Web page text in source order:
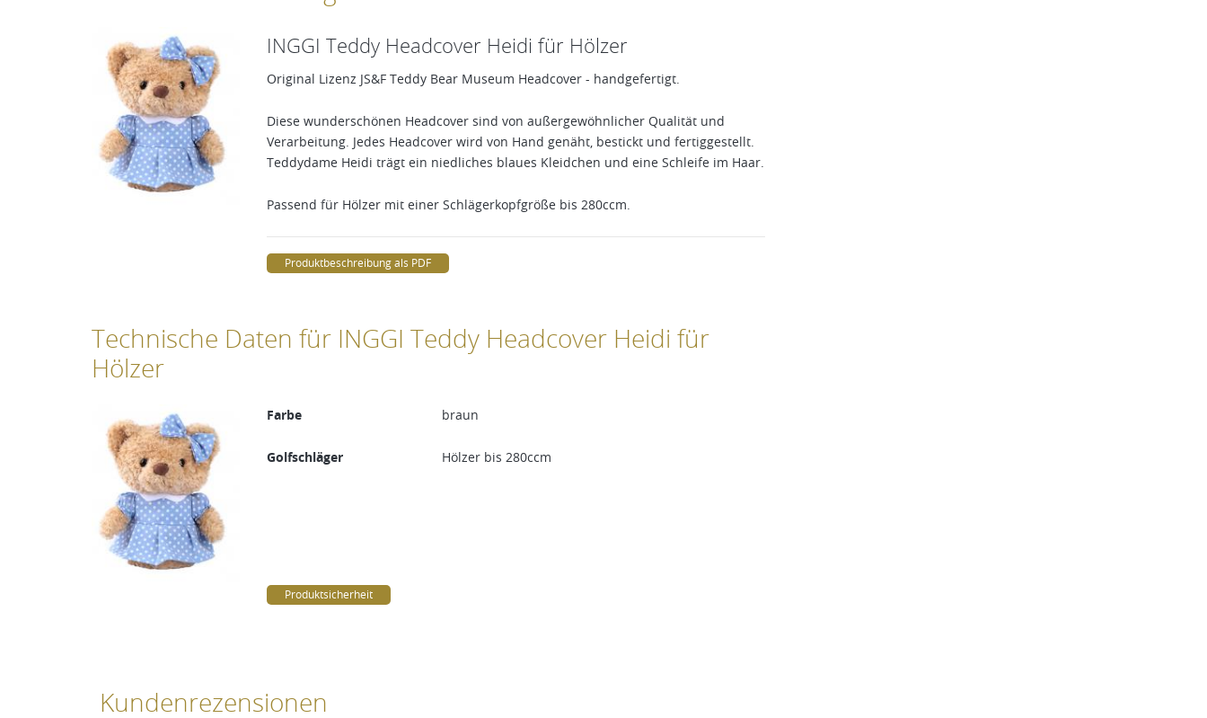
INGGI Teddy Headcover Heidi für Hölzer
Original Lizenz JS&F Teddy Bear Museum Headcover - handgefertigt.
Diese wunderschönen Headcover sind von außergewöhnlicher Qualität und
Verarbeitung. Jedes Headcover wird von Hand genäht, bestickt und fertiggestellt.
Teddydame Heidi trägt ein niedliches blaues Kleidchen und eine Schleife im Haar.
Passend für Hölzer mit einer Schlägerkopfgröße bis 280ccm.
Produktbeschreibung als PDF
Technische Daten für INGGI Teddy Headcover Heidi für
Hölzer
Farbe braun
Golfschläger Hölzer bis 280ccm
Produktsicherheit
Kundenrezensionen